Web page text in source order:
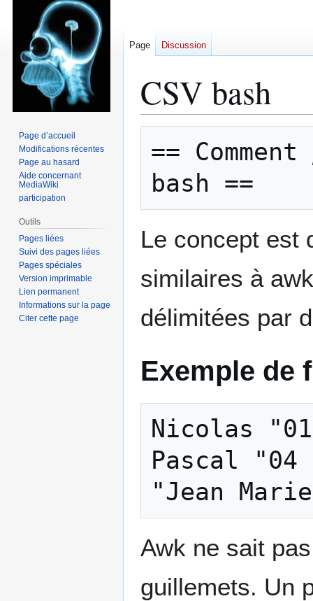
CSV bash
navigation
recherche
== Comment
Le concept est
similaires à
délimitées par
Exemple de
Nicolas
Pascal "04
Awk ne sait
guillemets. Un
Page Discussion
Page d’accueil
Modifications récentes
Page au hasard
Aide concernant
MediaWiki
participation
Outils
Pages liées
Suivi des pages liées
Pages spéciales
Version imprimable
Lien permanent
Informations sur la page
Citer cette page